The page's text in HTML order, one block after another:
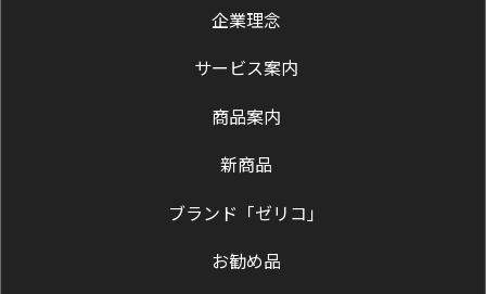
企業理念
サービス案内
商品案内
新商品
ブランド「ゼリコ」
お勧め品